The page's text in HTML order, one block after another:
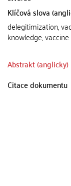
Klíčová slova
delegitimization,
knowledge,
Abstrakt (anglicky)
Citace dokumentu